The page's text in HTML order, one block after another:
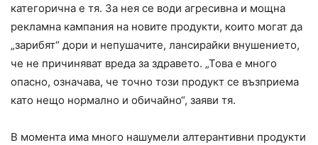
категорична е тя. За нея се води агресивна и мощна
рекламна кампания на новите продукти, които могат да
„зарибят“ дори и непушачите, лансирайки внушението,
че не причиняват вреда за здравето. „Това е много
опасно, означава, че точно този продукт се възприема
като нещо нормално и обичайно“, заяви тя.
В момента има много нашумели алтерантивни продукти